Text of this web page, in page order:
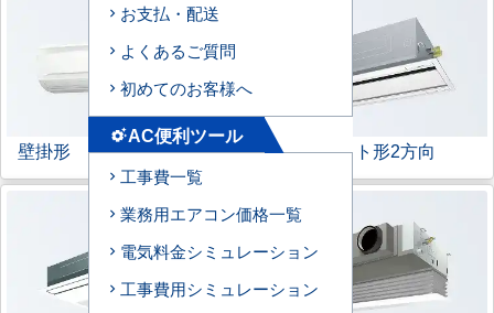
壁掛形 天井カセット形2方向
お支払・配送
よくあるご質問
初めてのお客様へ
settings_suggestAC便利ツール
工事費一覧
業務用エアコン価格一覧
電気料金シミュレーション
工事費用シミュレーション